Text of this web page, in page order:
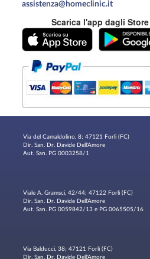
assistenza@homeclinic.it
Scarica l'app dagli Store
Via del Camaldolino, 8; 47121 Forlì (FC)
Dir. San. Dr. Davide Dell'Amore
Aut. San. PG 0003258/1
Viale A. Gramsci, 42/44; 47122 Forlì (FC)
Dir. San. Dr. Davide Dell'Amore
Aut. San. PG 0059842/13 e PG 0065505/16
Via Balducci, 38; 47121 Forlì (FC)
Dir. San. Dr. Davide Dell'Amore